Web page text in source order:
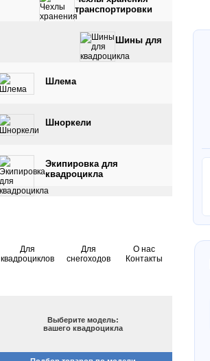
транспортировки
Шины для
Шлема
Шноркели
Экипировка для
квадроцикла
Для
квадроциклов
Для
снегоходов
О нас
Контакты
Выберите модель:
вашего квадроцикла